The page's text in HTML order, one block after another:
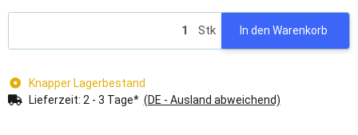
Stk In den Warenkorb
Knapper Lagerbestand
Lieferzeit: 2 - 3 Tage* (DE - Ausland abweichend)